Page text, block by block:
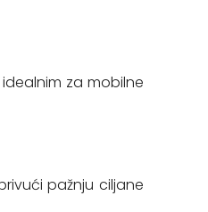
za mobilne
pažnju ciljane